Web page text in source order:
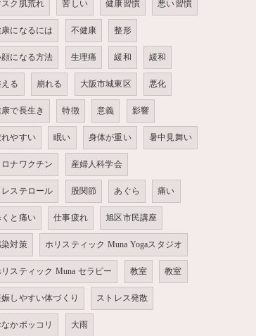
スク肌荒れ 苦しい 健康習慣 悪い習慣
になるには 不健康 整形
顔になる方法 生理痛 緩和 緩和
る 崩れる 大阪市城東区 悪化
で長生き 特徴 意義 影響
れやすい 眠い 身体が重い 暑中見舞い
ロナワクチン 産婦人科学会
レステロール 股関節 あぐら 痛い
くと痛い 仕事疲れ 旭区市民講座
染対策 ホリスティック Muna Yogaスタジオ
スティック Muna セラピー 教室 教室
しやすい体づくり ストレス発散
なかポッコリ 大雨